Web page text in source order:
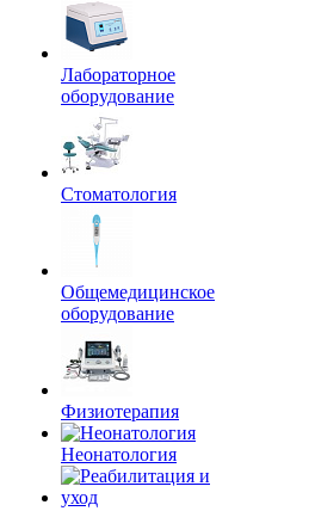
Лабораторное
оборудование
Стоматология
Общемедицинское
оборудование
Физиотерапия
Неонатология